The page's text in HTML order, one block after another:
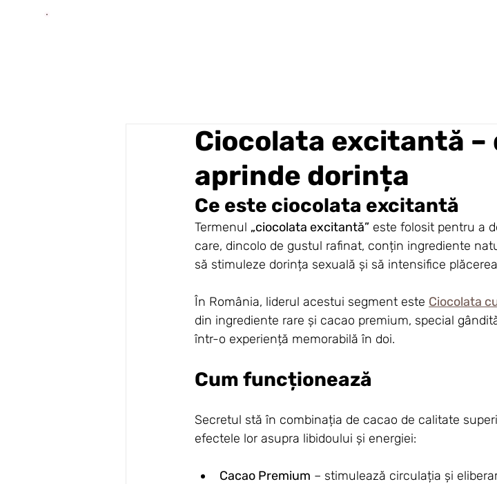
Ciocolata excitantă –
aprinde dorința
Ce este ciocolata excitantă
Termenul „ciocolata excitantă” este folosit pentru a
care, dincolo de gustul rafinat, conțin ingrediente
să stimuleze dorința sexuală și să intensifice
În România, liderul acestui segment este Ciocolata
din ingrediente rare și cacao premium, special
într-o experiență memorabilă în doi.
Cum funcționează
Secretul stă în combinația de cacao de calitate
efectele lor asupra libidoului și energiei:
Cacao Premium – stimulează circulația și